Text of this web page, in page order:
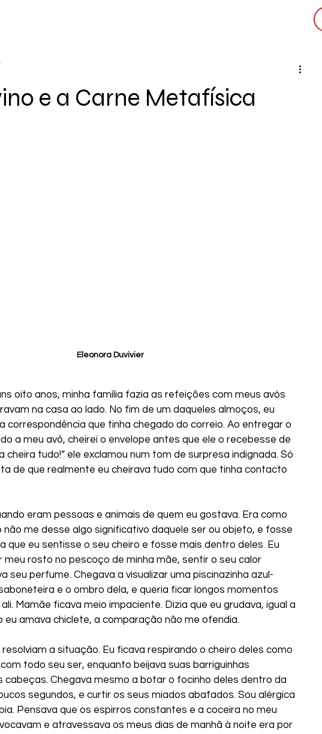
e a Carne Metafísica
Eleonora Duvivier
oito anos, minha família fazia as refeições com meus avós
na casa ao lado. No fim de um daqueles almoços, eu
correspondência que tinha chegado do correio. Ao entregar o
a meu avô, cheirei o envelope antes que ele o recebesse de
cheira tudo!” ele exclamou num tom de surpresa indignada. Só
de que realmente eu cheirava tudo com que tinha contacto
eram pessoas e animais de quem eu gostava. Era como
me desse algo significativo daquele ser ou objeto, e fosse
que eu sentisse o seu cheiro e fosse mais dentro deles. Eu
meu rosto no pescoço de minha mãe, sentir o seu calor
seu perfume. Chegava a visualizar uma piscinazinha azul-
e o ombro dela, e queria ficar longos momentos
Mamãe ficava meio impaciente. Dizia que eu grudava, igual a
eu amava chiclete, a comparação não me ofendia.
a situação. Eu ficava respirando o cheiro deles como
todo seu ser, enquanto beijava suas barriguinhas
cabeças. Chegava mesmo a botar o focinho deles dentro da
segundos, e curtir os seus miados abafados. Sou alérgica
Pensava que os espirros constantes e a coceira no meu
e atravessava os meus dias de manhã à noite era por